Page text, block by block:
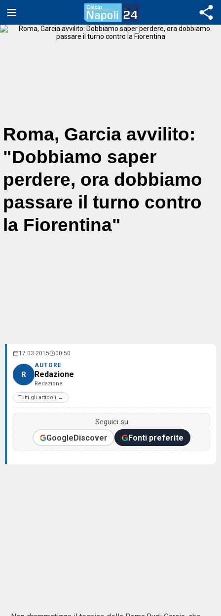
Roma, Garcia avvilito:
"Dobbiamo saper
perdere, ora dobbiamo
passare il turno contro
la Fiorentina"
17.03.2015 00:50
R
AUTORE
Redazione
Redazione
Tutti gli articoli →
Seguici su
GoogleDiscover Fonti preferite